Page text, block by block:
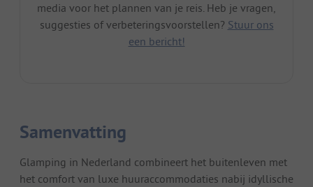
media voor het plannen van je reis. Heb je vragen,
suggesties of verbeteringsvoorstellen? Stuur ons
een bericht!
Samenvatting
Glamping in Nederland combineert het buitenleven met
het comfort van luxe huuraccommodaties nabij idyllische